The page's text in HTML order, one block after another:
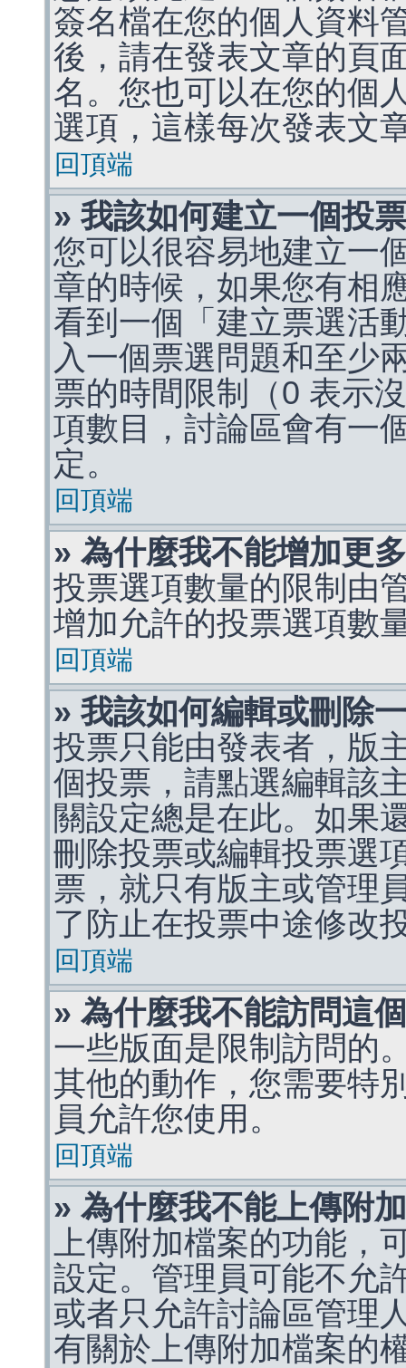
簽名檔在您的個人資料
後，請在發表文章的頁
名。您也可以在您的個
選項，這樣每次發表文
回頂端
» 我該如何建立一個投
您可以很容易地建立一
章的時候，如果您有相
看到一個「建立票選活
入一個票選問題和至少
票的時間限制（0 表示
項數目，討論區會有一
定。
回頂端
» 為什麼我不能增加更
投票選項數量的限制由
增加允許的投票選項數
回頂端
» 我該如何編輯或刪除
投票只能由發表者，版
個投票，請點選編輯該
關設定總是在此。如果
刪除投票或編輯投票選
票，就只有版主或管理
了防止在投票中途修改
回頂端
» 為什麼我不能訪問這
一些版面是限制訪問的
其他的動作，您需要特
員允許您使用。
回頂端
» 為什麼我不能上傳附
上傳附加檔案的功能，
設定。管理員可能不允
或者只允許討論區管理
有關於上傳附加檔案的